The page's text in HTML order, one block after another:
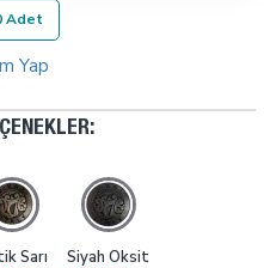
Yap
Adet
Sarı Siyah Oksit